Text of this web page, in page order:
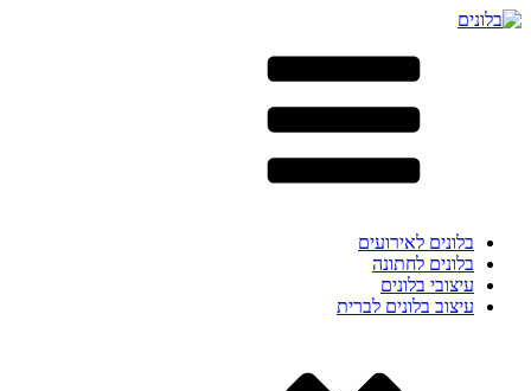
בלונים לאירועים
בלונים לחתונה
עיצובי בלונים
עיצוב בלונים לברית